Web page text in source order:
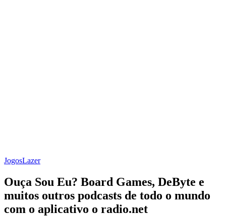
JogosLazer
Ouça Sou Eu? Board Games, DeByte e
muitos outros podcasts de todo o mundo
com o aplicativo o radio.net